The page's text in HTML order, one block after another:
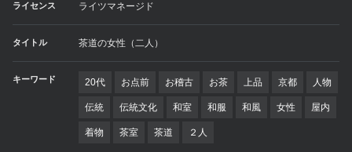
ライセンス ライツマネージド
タイトル 茶道の女性（二人）
キーワード 20代 お点前 お稽古 お茶 上品 京都 人物
伝統 伝統文化 和室 和服 和風 女性 屋内
着物 茶室 茶道 ２人